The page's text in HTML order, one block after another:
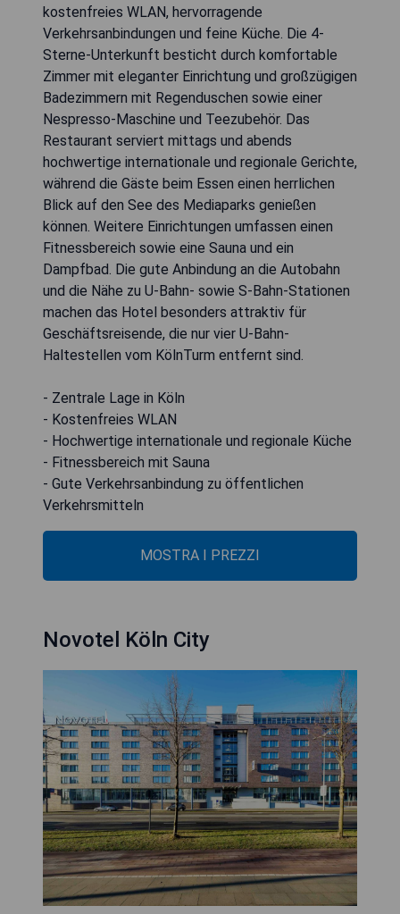
kostenfreies WLAN, hervorragende
Verkehrsanbindungen und feine Küche. Die 4-
Sterne-Unterkunft besticht durch komfortable
Zimmer mit eleganter Einrichtung und großzügigen
Badezimmern mit Regenduschen sowie einer
Nespresso-Maschine und Teezubehör. Das
Restaurant serviert mittags und abends
hochwertige internationale und regionale Gerichte,
während die Gäste beim Essen einen herrlichen
Blick auf den See des Mediaparks genießen
können. Weitere Einrichtungen umfassen einen
Fitnessbereich sowie eine Sauna und ein
Dampfbad. Die gute Anbindung an die Autobahn
und die Nähe zu U-Bahn- sowie S-Bahn-Stationen
machen das Hotel besonders attraktiv für
Geschäftsreisende, die nur vier U-Bahn-
Haltestellen vom KölnTurm entfernt sind.
- Zentrale Lage in Köln
- Kostenfreies WLAN
- Hochwertige internationale und regionale Küche
- Fitnessbereich mit Sauna
- Gute Verkehrsanbindung zu öffentlichen
Verkehrsmitteln
MOSTRA I PREZZI
Novotel Köln City